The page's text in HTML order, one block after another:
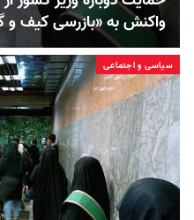
واکنش‌‌ به «بازرسی کیف
سیاسی و اجتماعی